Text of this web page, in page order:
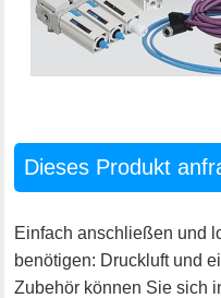
Dieses Produkt
Einfach anschließen und
benötigen: Druckluft und
Zubehör können Sie sich